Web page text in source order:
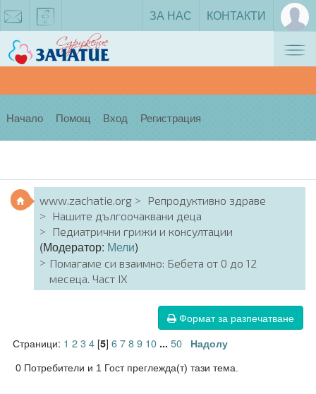
facebook
ЗА НАС КОНТАКТИ
Начало Помощ Вход Регистрация
www.zachatie.org
Репродуктивно здраве
Нашите дългоочаквани деца
Педиатрични грижи и консултации
(Модератор: Мели)
Помагаме си взаимно: Бебета от 0 до 12
месеца. Част IX
Формат за разпечатване
Страници: 1 234[5] 6789 10 ... 50 Надолу
0 Потребители и 1 Гост преглежда(т) тази тема.